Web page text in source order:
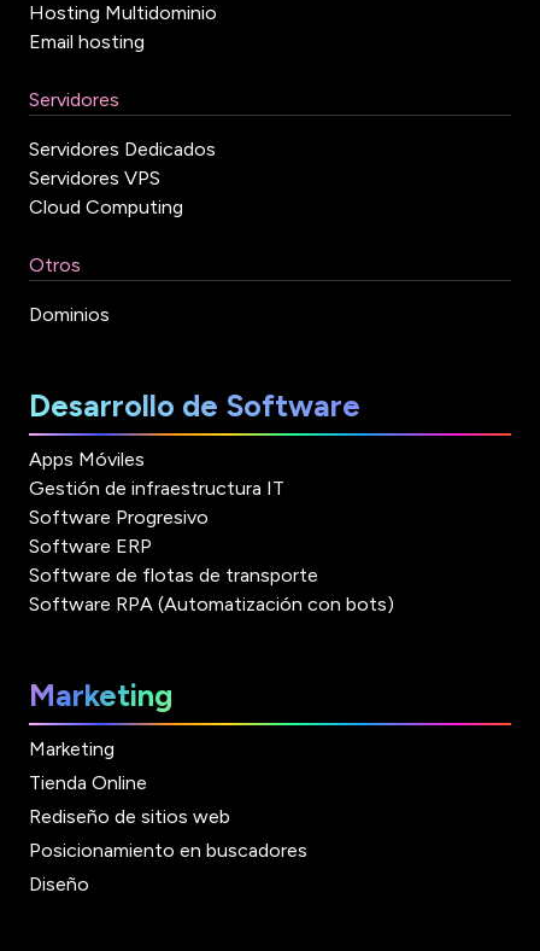
Hosting Multidominio
Email hosting
Servidores
Servidores Dedicados
Servidores VPS
Cloud Computing
Otros
Dominios
Desarrollo de Software
Apps Móviles
Gestión de infraestructura IT
Software Progresivo
Software ERP
Software de flotas de transporte
Software RPA (Automatización con bots)
Marketing
Marketing
Tienda Online
Rediseño de sitios web
Posicionamiento en buscadores
Diseño